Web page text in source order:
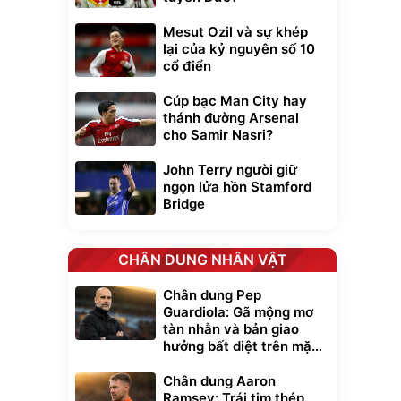
Bụi Lau
-
Unmute
9066 Size
20/24/28 Cao Cấp
1.000.000đ
Mesut Ozil và sự khép
lại của kỷ nguyên số 10
cổ điển
Cúp bạc Man City hay
thánh đường Arsenal
cho Samir Nasri?
John Terry người giữ
ngọn lửa hồn Stamford
Bridge
CHÂN DUNG NHÂN VẬT
Chân dung Pep
Guardiola: Gã mộng mơ
tàn nhẫn và bản giao
hưởng bất diệt trên mặt
Chân dung Aaron